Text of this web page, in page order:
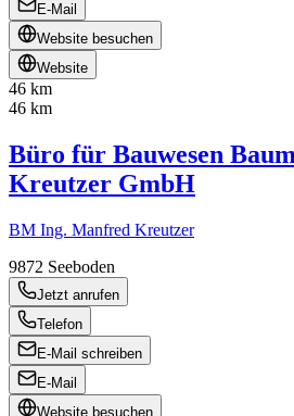
E-Mail
Website besuchen
Website
46 km
46 km
Büro für Bauwesen
Kreutzer GmbH
BM Ing. Manfred Kreutzer
9872 Seeboden
Jetzt anrufen
Telefon
E-Mail schreiben
E-Mail
Website besuchen